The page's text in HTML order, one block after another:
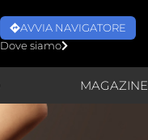
AVVIA NAVIGATORE
Dove siamo
MAGAZINE